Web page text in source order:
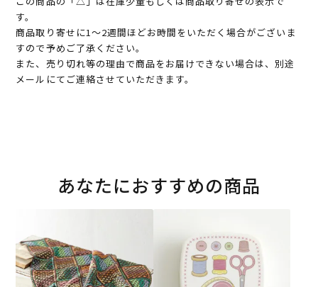
す。
商品取り寄せに1～2週間ほどお時間をいただく場合がございま
すので予めご了承ください。
また、売り切れ等の理由で商品をお届けできない場合は、別途
メールにてご連絡させていただきます。
あなたにおすすめの商品